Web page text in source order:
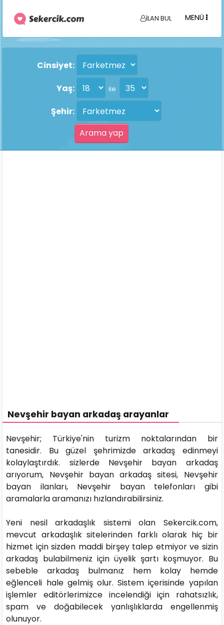
İLAN BUL MENÜ
Cinsiyet:
Yaş:
ile
Şehir:
Nevşehir bayan arkadaş arayanlar
Nevşehir; Türkiye'nin turizm noktalarından bir
tanesidir. Bu güzel şehrimizde arkadaş edinmeyi
kolaylaştırdık. sizlerde Nevşehir bayan arkadaş
arıyorum, Nevşehir bayan arkadaş sitesi, Nevşehir
bayan ilanları, Nevşehir bayan telefonları gibi
aramalarla aramanızı hızlandırabilirsiniz.
Yeni nesil arkadaşlık sistemi olan Sekercik.com,
mevcut arkadaşlık sitelerinden farklı olarak hiç bir
hizmet için sizden maddi birşey talep etmiyor ve sizin
arkadaş bulabilmeniz için üyelik şartı koşmuyor. Bu
sebeble arkadaş bulmanız hem kolay hemde
eğlenceli hale gelmiş olur. Sistem içerisinde yapılan
işlemler editörlerimizce incelendiği için rahatsızlık,
spam ve doğabilecek yanlışlıklarda engellenmiş
olunuyor.